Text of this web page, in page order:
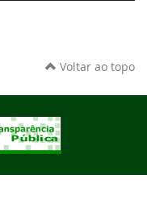
Voltar ao topo